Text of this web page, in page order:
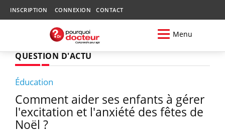
INSCRIPTION CONNEXION CONTACT
Menu
QUESTION D'ACTU
Éducation
Comment aider ses enfants à gérer
l'excitation et l'anxiété des fêtes de
Noël ?